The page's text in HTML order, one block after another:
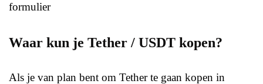
formulier
Waar kun je Tether / USDT kopen?
Als je van plan bent om Tether te gaan kopen in